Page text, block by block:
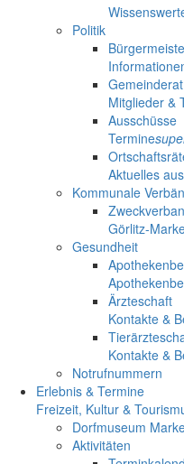
Politik
Gemeinderat
Mitglieder &
Ausschüsse
Termine
Aktuelles
Kommunale
Görlitz-
Gesundheit
Ärzteschaft
Kontakte &
Kontakte &
Notrufnummern
Erlebnis & Termine
Freizeit, Kultur &
Dorfmuseum
Aktivitäten